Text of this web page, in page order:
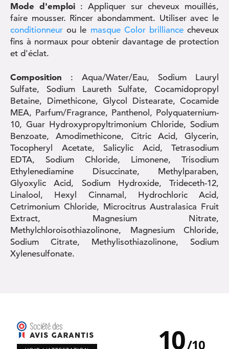
Mode d'emploi : Appliquer sur cheveux mouillés,
faire mousser. Rincer abondamment. Utiliser avec le
conditionneur ou le masque Color brilliancecheveux
fins à normaux pour obtenir davantage de protection
et d'éclat.
Composition : Aqua/Water/Eau, Sodium Lauryl
Sulfate, Sodium Laureth Sulfate, Cocamidopropyl
Betaine, Dimethicone, Glycol Distearate, Cocamide
MEA, Parfum/Fragrance, Panthenol, Polyquaternium-
10, Guar Hydroxypropyltrimonium Chloride, Sodium
Benzoate, Amodimethicone, Citric Acid, Glycerin,
Tocopheryl Acetate, Salicylic Acid, Tetrasodium
EDTA, Sodium Chloride, Limonene, Trisodium
Ethylenediamine Disuccinate, Methylparaben,
Glyoxylic Acid, Sodium Hydroxide, Trideceth-12,
Linalool, Hexyl Cinnamal, Hydrochloric Acid,
Cetrimonium Chloride, Microcitrus Australasica Fruit
Extract, Magnesium Nitrate,
Methylchloroisothiazolinone, Magnesium Chloride,
Sodium Citrate, Methylisothiazolinone, Sodium
Xylenesulfonate.
10/10